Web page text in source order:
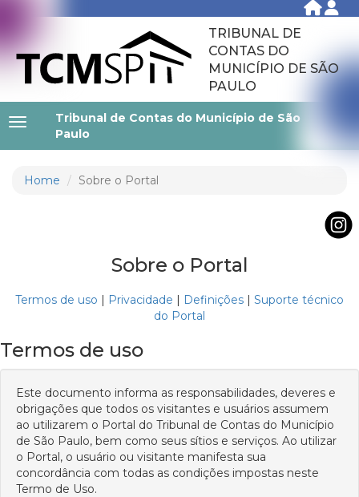
TRIBUNAL DE
CONTAS DO
MUNICÍPIO DE SÃO
PAULO
Tribunal de Contas do Município de São
Paulo
Home Sobre o Portal
Sobre o Portal
Termos de uso | Privacidade | Definições | Suporte técnico
do Portal
Termos de uso
Este documento informa as responsabilidades, deveres e
obrigações que todos os visitantes e usuários assumem
ao utilizarem o Portal do Tribunal de Contas do Município
de São Paulo, bem como seus sítios e serviços. Ao utilizar
o Portal, o usuário ou visitante manifesta sua
concordância com todas as condições impostas neste
Termo de Uso.